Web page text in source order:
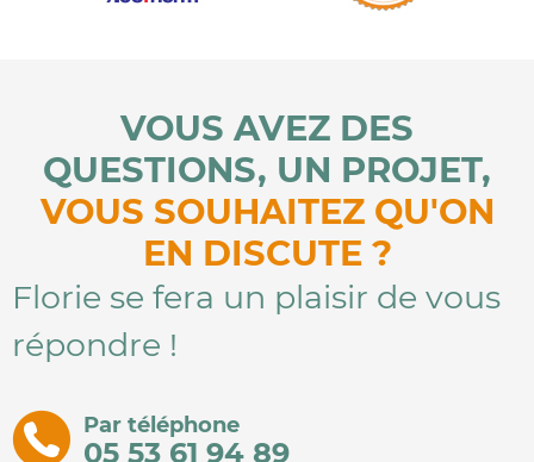
VOUS AVEZ DES
QUESTIONS, UN PROJET,
VOUS SOUHAITEZ QU'ON
EN DISCUTE ?
Florie se fera un plaisir de vous
répondre !
Par téléphone
05 53 61 94 89